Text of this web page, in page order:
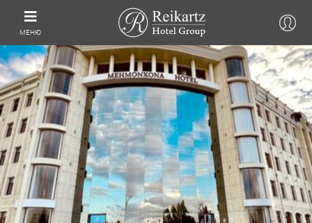
МЕНЮ